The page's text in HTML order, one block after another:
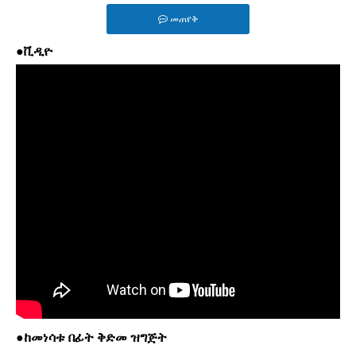
መጠየቅ
●ቪዲዮ
●ከመነሳቱ በፊት ቅድመ ዝግጅት